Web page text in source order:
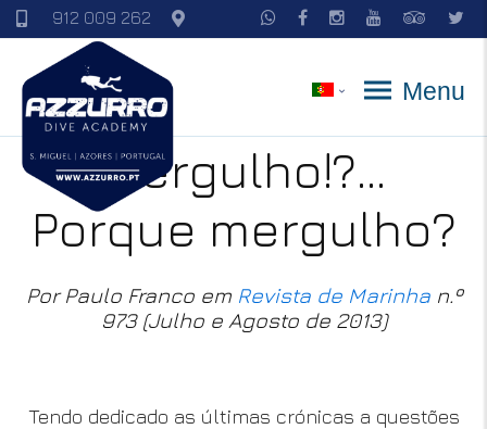
912 009 262
Menu
Mergulho!?...
Porque mergulho?
Por Paulo Franco em Revista de Marinhan.º
973 (Julho e Agosto de 2013)
Tendo dedicado as últimas crónicas a questões